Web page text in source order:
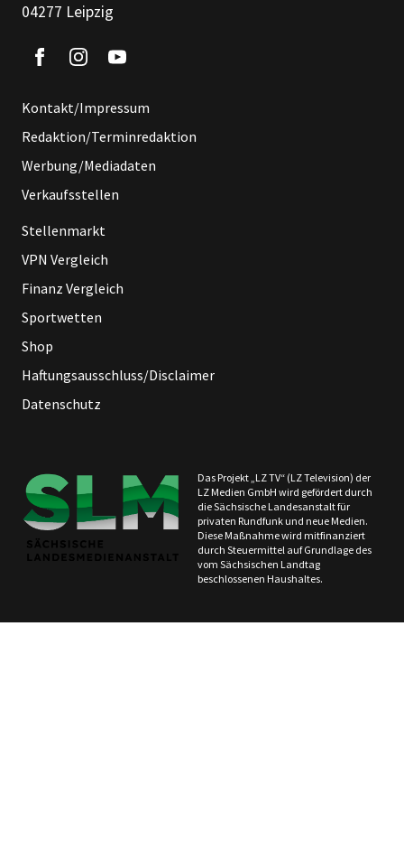
04277 Leipzig
Kontakt/Impressum
Redaktion/Terminredaktion
Werbung/Mediadaten
Verkaufsstellen
Stellenmarkt
VPN Vergleich
Finanz Vergleich
Sportwetten
Shop
Haftungsausschluss/Disclaimer
Datenschutz
Das Projekt „LZ TV“ (LZ Television) der
LZ Medien GmbH wird gefördert durch
die Sächsische Landesanstalt für
privaten Rundfunk und neue Medien.
Diese Maßnahme wird mitfinanziert
durch Steuermittel auf Grundlage des
vom Sächsischen Landtag
beschlossenen Haushaltes.